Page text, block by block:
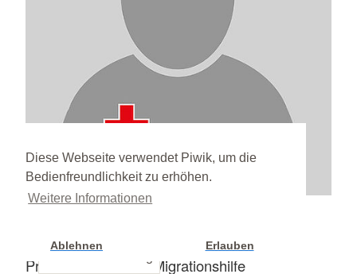
Diese Webseite verwendet Piwik, um die
Bedienfreundlichkeit zu erhöhen.
Weitere Informationen
Ablehnen Erlauben
Frauke Stechow
Projektmitarbeiterin Migrationshilfe